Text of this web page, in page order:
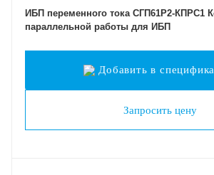
ИБП переменного тока СГП61Р2-КПРС1
параллельной работы для ИБП
Добавить в
Запросить цену